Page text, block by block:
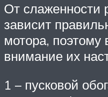
От слаженности
зависит
мотора, поэтому
внимание их
1 – пусковой